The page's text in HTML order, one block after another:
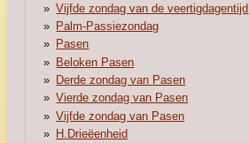
Vijfde zondag van de veertigdagentijd
Palm-Passiezondag
Pasen
Beloken Pasen
Derde zondag van Pasen
Vierde zondag van Pasen
Vijfde zondag van Pasen
H.Drieëenheid